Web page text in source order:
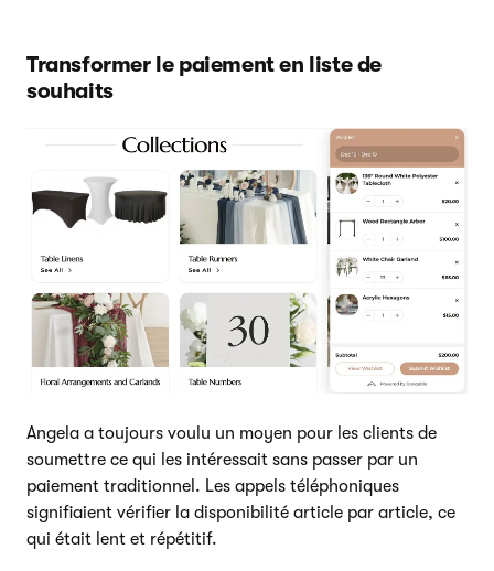
Transformer le paiement en liste de
souhaits
Angela a toujours voulu un moyen pour les clients de
soumettre ce qui les intéressait sans passer par un
paiement traditionnel. Les appels téléphoniques
signifiaient vérifier la disponibilité article par article, ce
qui était lent et répétitif.